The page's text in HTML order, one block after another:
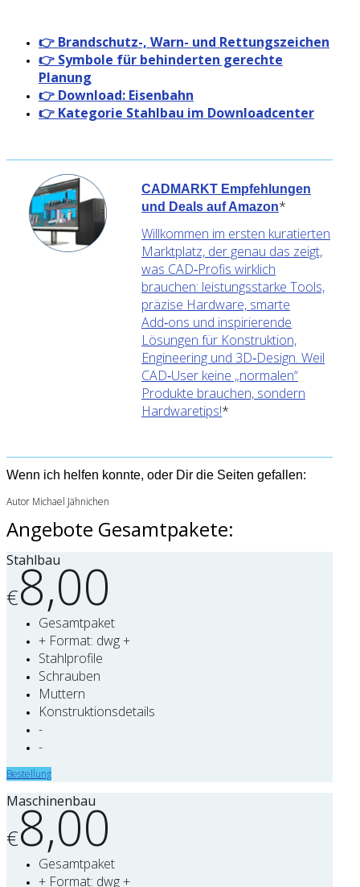
👉 Brandschutz-, Warn- und Rettungszeichen
👉 Symbole für behinderten gerechte
Planung
👉 Download: Eisenbahn
👉 Kategorie Stahlbau im Downloadcenter
CADMARKT Empfehlungen
und Deals auf Amazon*
Willkommen im ersten kuratierten
Marktplatz, der genau das zeigt,
was CAD‑Profis wirklich
brauchen: leistungsstarke Tools,
präzise Hardware, smarte
Add‑ons und inspirierende
Lösungen für Konstruktion,
Engineering und 3D‑Design. Weil
CAD‑User keine „normalen“
Produkte brauchen, sondern
Hardwaretips!*
Wenn ich helfen konnte, oder Dir die Seiten gefallen:
Autor Michael Jähnichen
Angebote Gesamtpakete:
Stahlbau
€8,00
Gesamtpaket
+ Format: dwg +
Stahlprofile
Schrauben
Muttern
Konstruktionsdetails
-
-
Bestellung
Maschinenbau
€8,00
Gesamtpaket
+ Format: dwg +